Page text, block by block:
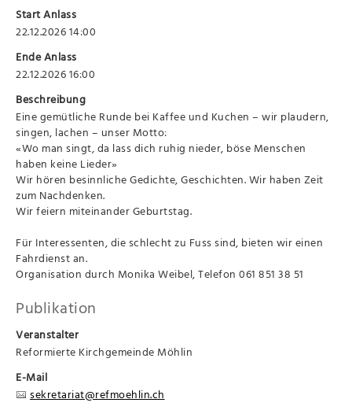
Start Anlass
22.12.2026 14:00
Ende Anlass
22.12.2026 16:00
Beschreibung
Eine gemütliche Runde bei Kaffee und Kuchen – wir plaudern,
singen, lachen – unser Motto:
«Wo man singt, da lass dich ruhig nieder, böse Menschen
haben keine Lieder»
Wir hören besinnliche Gedichte, Geschichten. Wir haben Zeit
zum Nachdenken.
Wir feiern miteinander Geburtstag.
Für Interessenten, die schlecht zu Fuss sind, bieten wir einen
Fahrdienst an.
Organisation durch Monika Weibel, Telefon 061 851 38 51
Publikation
Veranstalter
Reformierte Kirchgemeinde Möhlin
E-Mail
sekretariat@refmoehlin.ch